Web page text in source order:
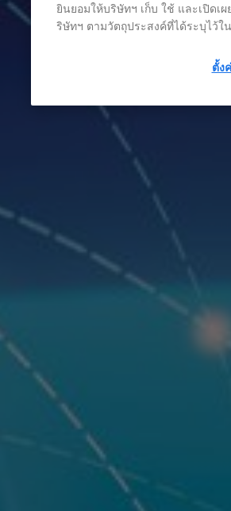
ยินยอมให้บริษัทฯ เก็บ ใช้ และเปิดเ
ริษัทฯ ตามวัตถุประสงค์ที่ได้ระบุไว้ใ
ตั้ง